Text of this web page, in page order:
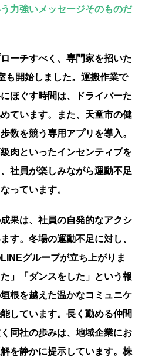
力強いメッセージそのものだ
ーチすべく、専門家を招いた
も開始しました。運搬作業で
ほぐす時間は、ドライバーた
ています。また、天童市の健
数を競う専用アプリを導入。
肉といったインセンティブを
社員が楽しみながら運動不足
っています。
果は、社員の自発的なアクシ
す。冬場の運動不足に対し、
グループが立ち上がりま
」「ダンスをした」という報
根を越えた温かなコミュニケ
しています。長く勤める仲間
同社の歩みは、地域企業にお
を静かに提示しています。株